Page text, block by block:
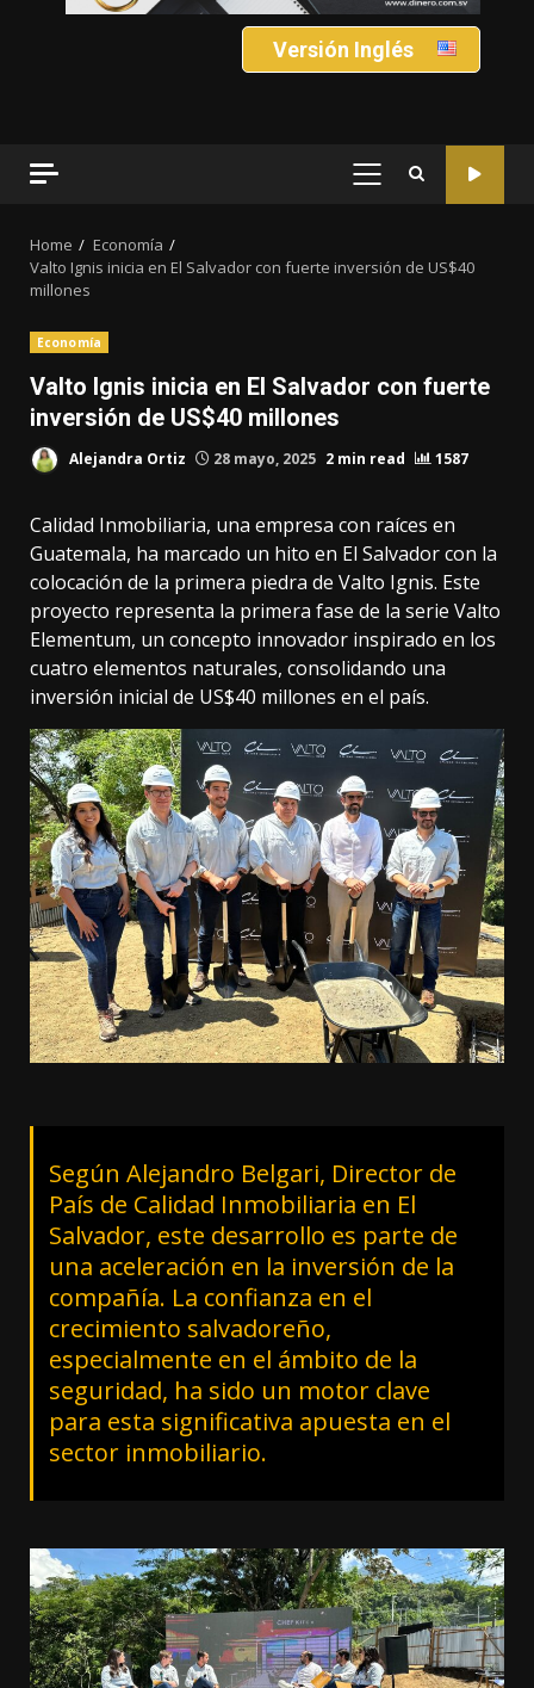
Versión Inglés
PRIMARY
Home
Economía
Valto Ignis inicia en El Salvador con fuerte inversión de US$40
millones
Economía
Valto Ignis inicia en El Salvador con fuerte
inversión de US$40 millones
Alejandra Ortiz 28 mayo, 2025 2 min read 1587
Calidad Inmobiliaria, una empresa con raíces en
Guatemala, ha marcado un hito en El Salvador con la
colocación de la primera piedra de Valto Ignis. Este
proyecto representa la primera fase de la serie Valto
Elementum, un concepto innovador inspirado en los
cuatro elementos naturales, consolidando una
inversión inicial de US$40 millones en el país.
Según Alejandro Belgari, Director de
País de Calidad Inmobiliaria en El
Salvador, este desarrollo es parte de
una aceleración en la inversión de la
compañía. La confianza en el
crecimiento salvadoreño,
especialmente en el ámbito de la
seguridad, ha sido un motor clave
para esta significativa apuesta en el
sector inmobiliario.